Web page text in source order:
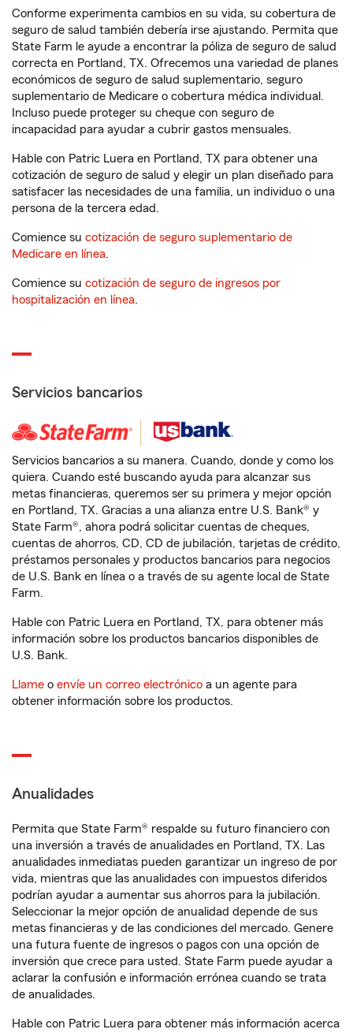
Conforme experimenta cambios en su vida, su cobertura de
seguro de salud también debería irse ajustando. Permita que
State Farm le ayude a encontrar la póliza de seguro de salud
correcta en Portland, TX. Ofrecemos una variedad de planes
económicos de seguro de salud suplementario, seguro
suplementario de Medicare o cobertura médica individual.
Incluso puede proteger su cheque con seguro de
incapacidad para ayudar a cubrir gastos mensuales.
Hable con Patric Luera en Portland, TX para obtener una
cotización de seguro de salud y elegir un plan diseñado para
satisfacer las necesidades de una familia, un individuo o una
persona de la tercera edad.
Comience su cotización de seguro suplementario de
Medicare en línea.
Comience su cotización de seguro de ingresos por
hospitalización en línea.
Servicios bancarios
Servicios bancarios a su manera. Cuando, donde y como los
quiera. Cuando esté buscando ayuda para alcanzar sus
metas financieras, queremos ser su primera y mejor opción
en Portland, TX. Gracias a una alianza entre U.S. Bank® y
State Farm®, ahora podrá solicitar cuentas de cheques,
cuentas de ahorros, CD, CD de jubilación, tarjetas de crédito,
préstamos personales y productos bancarios para negocios
de U.S. Bank en línea o a través de su agente local de State
Farm.
Hable con Patric Luera en Portland, TX, para obtener más
información sobre los productos bancarios disponibles de
U.S. Bank.
Llame o envíe un correo electrónico a un agente para
obtener información sobre los productos.
Anualidades
Permita que State Farm® respalde su futuro financiero con
una inversión a través de anualidades en Portland, TX. Las
anualidades inmediatas pueden garantizar un ingreso de por
vida, mientras que las anualidades con impuestos diferidos
podrían ayudar a aumentar sus ahorros para la jubilación.
Seleccionar la mejor opción de anualidad depende de sus
metas financieras y de las condiciones del mercado. Genere
una futura fuente de ingresos o pagos con una opción de
inversión que crece para usted. State Farm puede ayudar a
aclarar la confusión e información errónea cuando se trata
de anualidades.
Hable con Patric Luera para obtener más información acerca